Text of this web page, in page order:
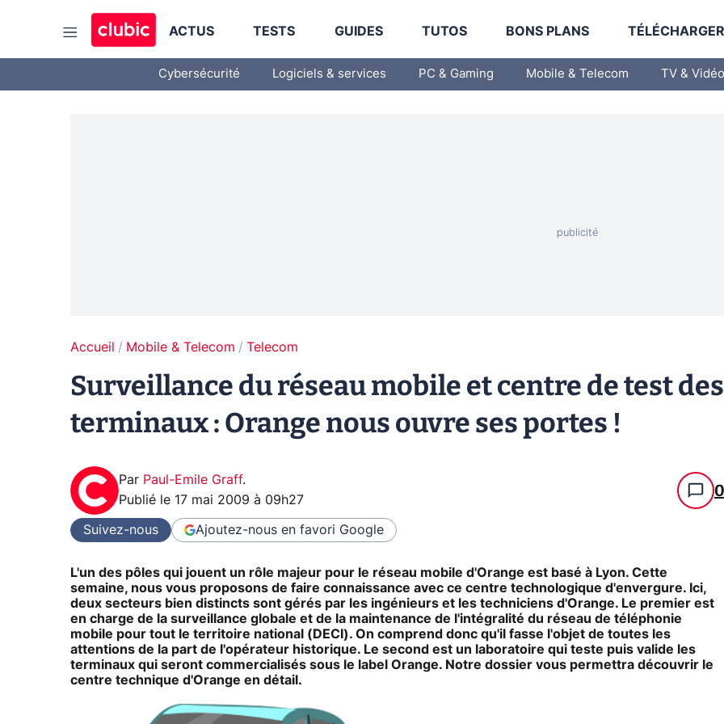
ACTUS TESTS GUIDES TUTOS BONS PLANS
Cybersécurité Logiciels & services PC & Gaming Mobile & Telecom TV & Vidéo
Accueil Mobile & Telecom Telecom
Surveillance du réseau mobile et centre de test des
terminaux : Orange nous ouvre ses portes !
Par Paul-Emile Graff.
Publié le 17 mai 2009 à 09h27 0
Suivez-nous Ajoutez-nous en favori Google
L'un des pôles qui jouent un rôle majeur pour le réseau mobile d'Orange est basé à Lyon. Cette
semaine, nous vous proposons de faire connaissance avec ce centre technologique d'envergure. Ici,
deux secteurs bien distincts sont gérés par les ingénieurs et les techniciens d'Orange. Le premier est
en charge de la surveillance globale et de la maintenance de l'intégralité du réseau de téléphonie
mobile pour tout le territoire national (DECI). On comprend donc qu'il fasse l'objet de toutes les
attentions de la part de l'opérateur historique. Le second est un laboratoire qui teste puis valide les
terminaux qui seront commercialisés sous le label Orange. Notre dossier vous permettra découvrir le
centre technique d'Orange en détail.